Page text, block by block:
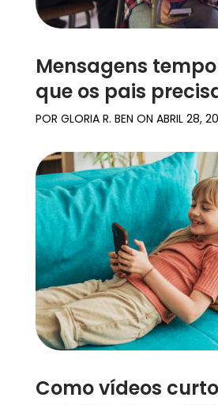
Mensagens
que os pais
POR GLORIA R. BEN ON ABRIL 28,
Como vídeos